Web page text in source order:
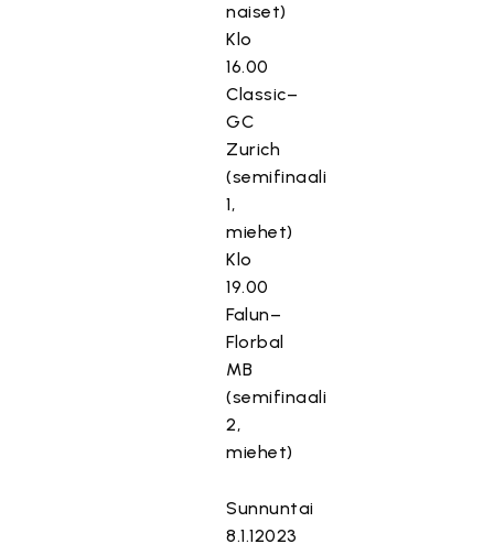
naiset)
Klo
16.00
Classic–
GC
Zurich
(semifinaali
1,
miehet)
Klo
19.00
Falun–
Florbal
MB
(semifinaali
2,
miehet)
Sunnuntai
8.1.12023